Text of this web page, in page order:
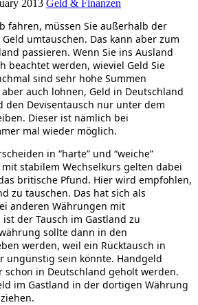
2013 Geld & Finanzen
fahren, müssen Sie außerhalb der
umtauschen. Das kann aber zum
passieren. Wenn Sie ins Ausland
beachtet werden, wieviel Geld Sie
sind sehr hohe Summen
auch lohnen, Geld in Deutschland
den Devisentausch nur unter dem
Dieser ist nämlich bei
mal wieder möglich.
in “harte” und “weiche”
stabilem Wechselkurs gelten dabei
britische Pfund. Hier wird empfohlen,
zu tauschen. Das hat sich als
anderen Währungen mit
der Tausch im Gastland zu
sollte dann in den
werden, weil ein Rücktausch in
ungünstig sein könnte. Handgeld
in Deutschland geholt werden.
im Gastland in der dortigen Währung